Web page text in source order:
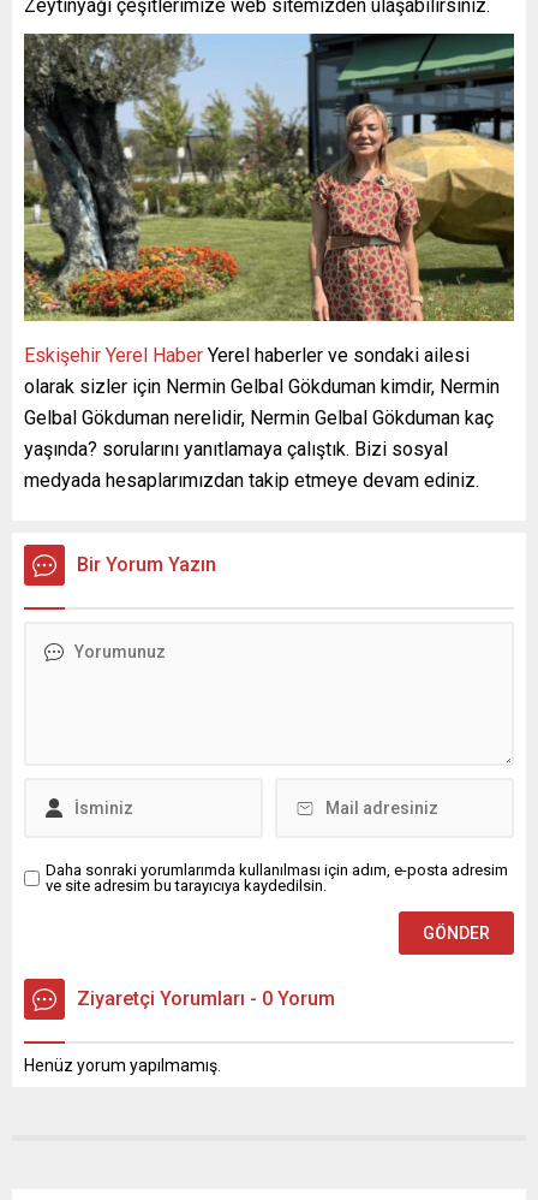
Zeytinyağı çeşitlerimize web sitemizden ulaşabilirsiniz.
Eskişehir Yerel Haber Yerel haberler ve sondaki ailesi
olarak sizler için Nermin Gelbal Gökduman kimdir, Nermin
Gelbal Gökduman nerelidir, Nermin Gelbal Gökduman kaç
yaşında? sorularını yanıtlamaya çalıştık. Bizi sosyal
medyada hesaplarımızdan takip etmeye devam ediniz.
Bir Yorum Yazın
Daha sonraki yorumlarımda kullanılması için adım, e-posta adresim
ve site adresim bu tarayıcıya kaydedilsin.
Ziyaretçi Yorumları - 0 Yorum
Henüz yorum yapılmamış.